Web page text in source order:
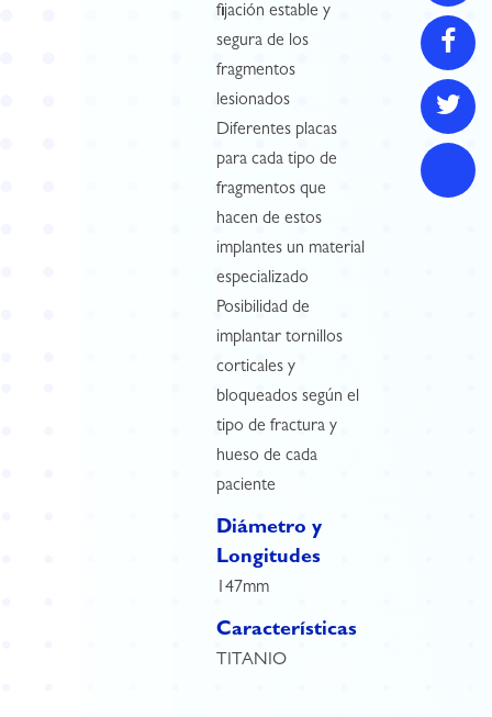
fijación estable y
segura de los
fragmentos
lesionados
Diferentes placas
para cada tipo de
fragmentos que
hacen de estos
implantes un material
especializado
Posibilidad de
implantar tornillos
corticales y
bloqueados según el
tipo de fractura y
hueso de cada
paciente
Diámetro y
Longitudes
147mm
Características
TITANIO